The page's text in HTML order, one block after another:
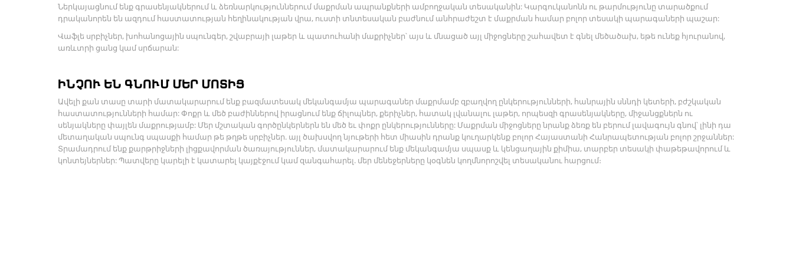
Ներկայացնում ենք գրասենյակներում և ձեռնարկություններում մաքրման ապրանքների ամբողջական տեսականին: Կարգուկանոնն ու թարմությունը տարածքում
դրականորեն են ազդում հաստատության հեղինակության վրա, ուստի տնտեսական բաժնում անհրաժեշտ է մաքրման համար բոլոր տեսակի պարագաների պաշար:
Վաֆլե սրբիչներ, խոհանոցային սպունգեր, շվաբրայի լաթեր և պատուհանի մաքրիչներ՝ այս և մնացած այլ միջոցները շահավետ է գնել մեծածախ, եթե ունեք հյուրանով,
առևտրի ցանց կամ սրճարան:
ԻՆՉՈՒ ԵՆ ԳՆՈՒՄ ՄԵՐ ՄՈՏԻՑ
Ավելի քան տասը տարի մատակարարում ենք բազմատեսակ մեկանգամյա պարագաներ մաքրմամբ զբաղվող ընկերությունների, հանրային սննդի կետերի, բժշկական
հաստատությունների համար: Փոքր և մեծ բաժիններով իրացնում ենք ճիլոպներ, քերիչներ, հատակ լվանալու լաթեր, որպեսզի գրասենյակները, միջանցքներն ու
սենյակները փայլեն մաքրությամբ: Մեր մշտական գործընկերներն են մեծ եւ փոքր ընկերությունները: Մաքրման միջոցները նրանք ձեռք են բերում լավագույն գնով՝ լինի դա
մետաղական սպունգ սպասքի համար թե թղթե սրբիչներ. այլ ծախսվող նյութերի հետ միասին դրանք կուղարկենք բոլոր Հայաստանի Հանրապետության բոլոր շրջաններ:
Տրամադրում ենք քարթրիջների լիցքավորման ծառայություններ, մատակարարում ենք մեկանգամյա սպասք և կենցաղային քիմիա, տարբեր տեսակի փաթեթավորում և
կոնտեյներներ: Պատվերը կարելի է կատարել կայքէջում կամ զանգահարել. մեր մենեջերները կօգնեն կողմնորոշվել տեսականու հարցում։